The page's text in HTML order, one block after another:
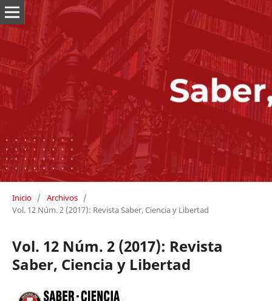
Inicio / Archivos /
Vol. 12 Núm. 2 (2017): Revista Saber, Ciencia y Libertad
Vol. 12 Núm. 2 (2017): Revista
Saber, Ciencia y Libertad